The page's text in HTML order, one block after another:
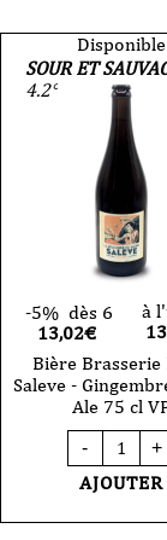
Disponible
SOUR ET
4.2°
-5% dès 6
13,02€
à
Bière Brasserie
Saleve -
Ale 75 cl
-
de
Bière
+
AJOUTER